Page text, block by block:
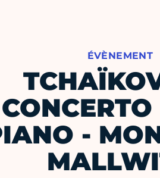
ÉVÈNEMENT
-